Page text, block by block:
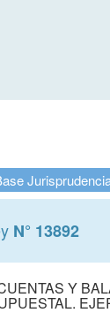
N° 13892
Y